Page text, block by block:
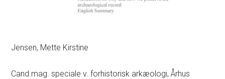
Jensen, Mette Kirstine
Cand.mag. speciale v. forhistorisk arkæologi, Århus